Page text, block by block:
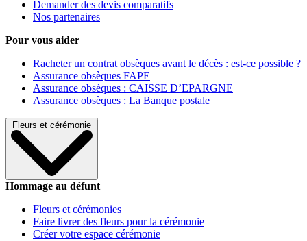
Demander des devis comparatifs
Nos partenaires
Pour vous aider
Racheter un contrat obsèques avant le décès : est-ce possible ?
Assurance obsèques FAPE
Assurance obsèques : CAISSE D’EPARGNE
Assurance obsèques : La Banque postale
Fleurs et cérémonie
Hommage au défunt
Fleurs et cérémonies
Faire livrer des fleurs pour la cérémonie
Créer votre espace cérémonie